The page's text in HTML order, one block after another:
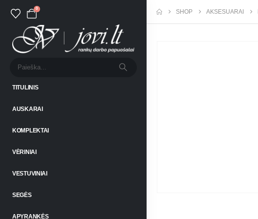
0
TITULINIS
AUSKARAI
KOMPLEKTAI
VĖRINIAI
VESTUVINIAI
SEGĖS
APYRANKĖS
SHOP AKSESUARAI